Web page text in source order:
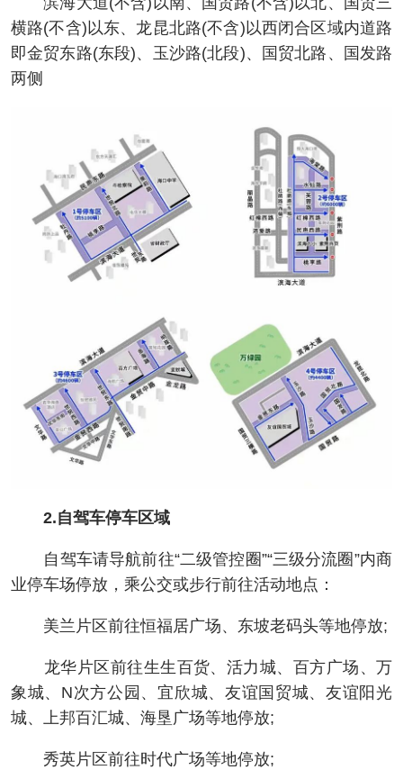
横路(不含)以东、龙昆北路(不含)以西闭合区域内道路
即金贸东路(东段)、玉沙路(北段)、国贸北路、国发路
两侧
2.自驾车停车区域
自驾车请导航前往“二级管控圈”“三级分流圈”内商
业停车场停放，乘公交或步行前往活动地点：
美兰片区前往恒福居广场、东坡老码头等地停放;
龙华片区前往生生百货、活力城、百方广场、万
象城、N次方公园、宜欣城、友谊国贸城、友谊阳光
城、上邦百汇城、海垦广场等地停放;
秀英片区前往时代广场等地停放;